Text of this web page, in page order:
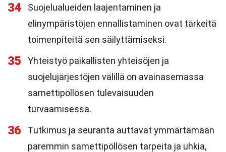
34
Suojelualueiden laajentaminen ja
elinympäristöjen ennallistaminen ovat tärkeitä
toimenpiteitä sen säilyttämiseksi.
35
Yhteistyö paikallisten yhteisöjen ja
suojelujärjestöjen välillä on avainasemassa
samettipöllösen tulevaisuuden
turvaamisessa.
36
Tutkimus ja seuranta auttavat ymmärtämään
paremmin samettipöllösen tarpeita ja uhkia,